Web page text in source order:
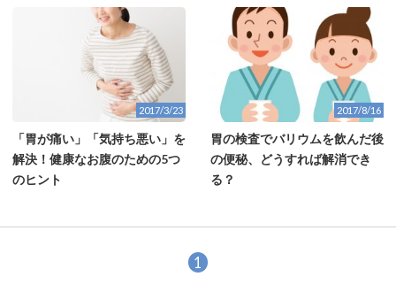
2017/3/23
「胃が痛い」「気持ち悪い」を
解決！健康なお腹のための5つ
のヒント
2017/8/16
胃の検査でバリウムを飲んだ後
の便秘、どうすれば解消でき
る？
1